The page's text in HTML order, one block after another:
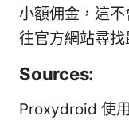
小額佣金，這
往官方網站尋找
Sources:
Proxydroid 使